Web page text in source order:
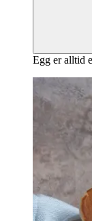
Egg er alltid